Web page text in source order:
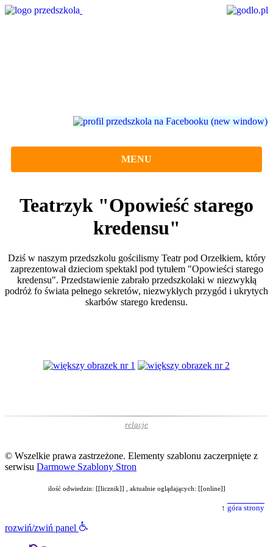
MENU
Teatrzyk "Opowieść starego
kredensu"
Dziś w naszym przedszkolu gościlismy Teatr pod Orzełkiem, który
zaprezentował dzieciom spektakl pod tytułem "Opowieści starego
kredensu". Przedstawienie zabrało przedszkolaki w niezwykłą
podróż fo świata pełnego sekretów, niezwykłych przygód i ukrytych
skarbów starego kredensu.
relacje
© Wszelkie prawa zastrzeżone. Elementy szablonu zaczerpnięte z
serwisu Darmowe Szablony Stron
ilość odwiedzin: [[licznik]] , aktualnie oglądających: [[online]]
↑ góra strony
rozwiń/zwiń panel